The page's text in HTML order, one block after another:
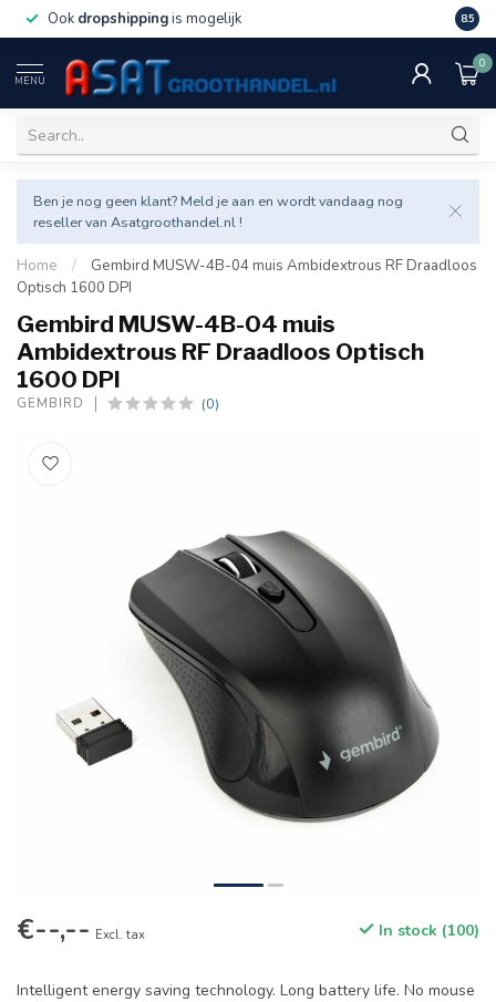
Ook dropshippingis mogelijk Veel
8.5
MENU
0
Ben je nog geen klant? Meld je aan en wordt vandaag nog
reseller van Asatgroothandel.nl !
Home /
Gembird MUSW-4B-04 muis Ambidextrous RF Draadloos
Optisch 1600 DPI
Gembird MUSW-4B-04 muis
Ambidextrous RF Draadloos Optisch
1600 DPI
GEMBIRD (0)
€--,-- Excl. tax In stock (100)
Intelligent energy saving technology. Long battery life. No mouse